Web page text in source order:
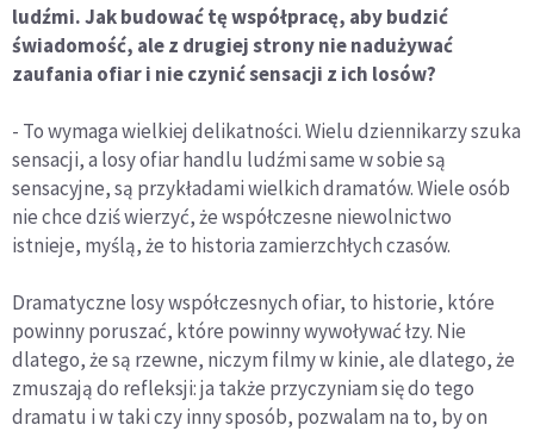
ludźmi. Jak budować tę współpracę, aby budzić
świadomość, ale z drugiej strony nie nadużywać
zaufania ofiar i nie czynić sensacji z ich losów?
- To wymaga wielkiej delikatności. Wielu dziennikarzy szuka
sensacji, a losy ofiar handlu ludźmi same w sobie są
sensacyjne, są przykładami wielkich dramatów. Wiele osób
nie chce dziś wierzyć, że współczesne niewolnictwo
istnieje, myślą, że to historia zamierzchłych czasów.
Dramatyczne losy współczesnych ofiar, to historie, które
powinny poruszać, które powinny wywoływać łzy. Nie
dlatego, że są rzewne, niczym filmy w kinie, ale dlatego, że
zmuszają do refleksji: ja także przyczyniam się do tego
dramatu i w taki czy inny sposób, pozwalam na to, by on